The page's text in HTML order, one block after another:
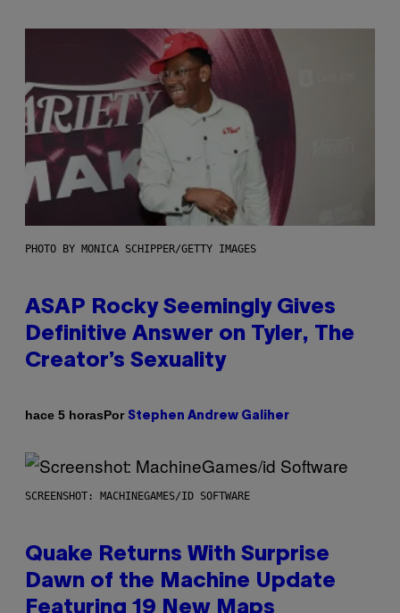
PHOTO BY MONICA SCHIPPER/GETTY IMAGES
ASAP Rocky Seemingly Gives
Definitive Answer on Tyler, The
Creator’s Sexuality
hace 5 horasPor Stephen Andrew Galiher
SCREENSHOT: MACHINEGAMES/ID SOFTWARE
Quake Returns With Surprise
Dawn of the Machine Update
Featuring 19 New Maps